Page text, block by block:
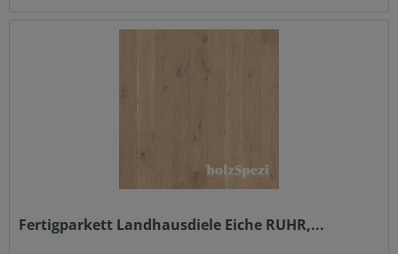
Fertigparkett Landhausdiele Eiche RUHR,...